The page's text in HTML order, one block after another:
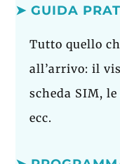
➤ GUIDA
Tutto quello
all’arrivo: il
scheda SIM,
ecc.